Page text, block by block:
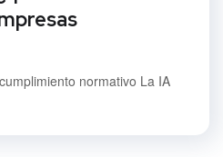
normativo La IA